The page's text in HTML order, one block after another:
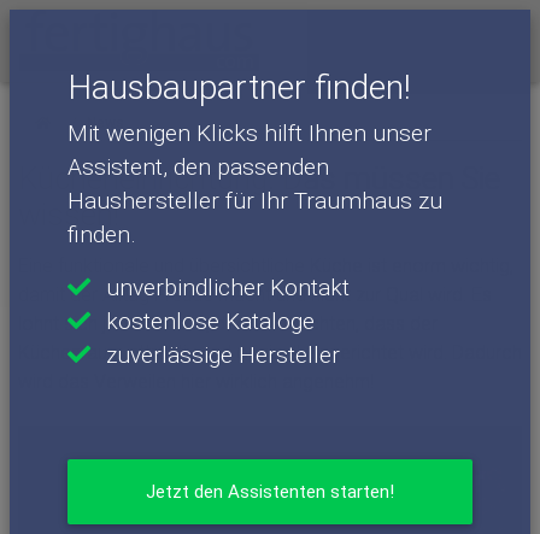
Hausbaupartner finden!
Mit wenigen Klicks hilft Ihnen unser
Assistent, den passenden
Haushersteller für Ihr Traumhaus zu
finden.
unverbindlicher Kontakt
kostenlose Kataloge
zuverlässige Hersteller
Jetzt den Assistenten starten!
News
Kücheneinrichtung: Das müssen Sie
wissen!
damit der Alltag Freude macht und nicht zur Qual wird. Es
lohnt sich jedoch auch, darauf zu achten, dass der
Küchenraum attraktiv und originell eingerichtet wird. Dadurch